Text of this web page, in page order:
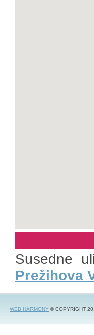
Susedne
Prežihova
WEB HARMONY © COPYRIGHT